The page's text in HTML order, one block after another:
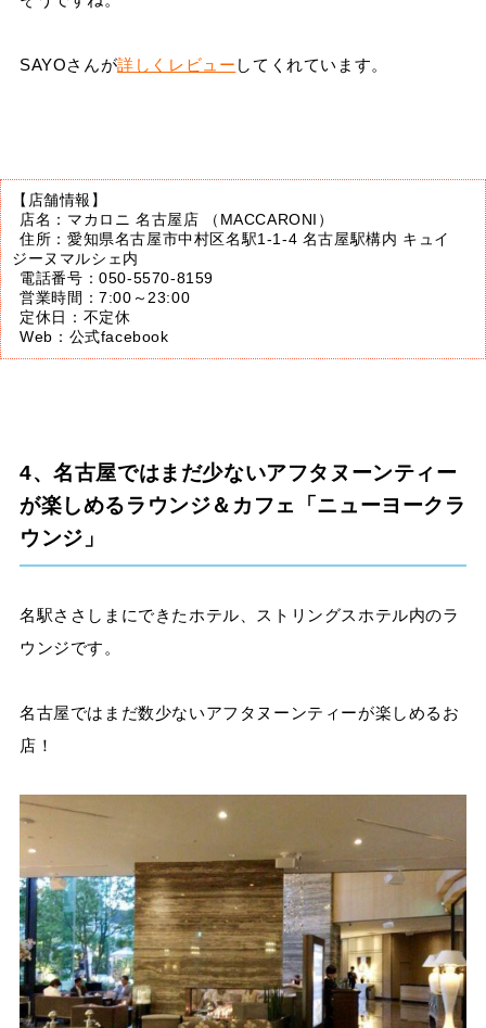
SAYOさんが詳しくレビュー してくれています。
【店舗情報】
店名：マカロニ 名古屋店 （MACCARONI）
住所：愛知県名古屋市中村区名駅1-1-4 名古屋駅構内 キュイ
ジーヌマルシェ内
電話番号：050-5570-8159
営業時間：7:00～23:00
定休日：不定休
Web： 公式facebook
4、名古屋ではまだ少ないアフタヌーンティー
が楽しめるラウンジ＆カフェ「ニューヨークラ
ウンジ」
名駅ささしまにできたホテル、ストリングスホテル内のラ
ウンジです。
名古屋ではまだ数少ないアフタヌーンティーが楽しめるお
店！